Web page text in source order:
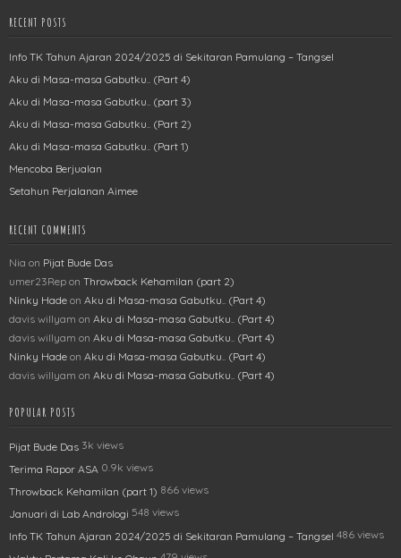
RECENT POSTS
Info TK Tahun Ajaran 2024/2025 di Sekitaran Pamulang – Tangsel
Aku di Masa-masa Gabutku.. (Part 4)
Aku di Masa-masa Gabutku.. (part 3)
Aku di Masa-masa Gabutku.. (Part 2)
Aku di Masa-masa Gabutku.. (Part 1)
Mencoba Berjualan
Setahun Perjalanan Aimee
RECENT COMMENTS
Nia on Pijat Bude Das
umer23Rep on Throwback Kehamilan (part 2)
Ninky Hade on Aku di Masa-masa Gabutku.. (Part 4)
davis willyam on Aku di Masa-masa Gabutku.. (Part 4)
davis willyam on Aku di Masa-masa Gabutku.. (Part 4)
Ninky Hade on Aku di Masa-masa Gabutku.. (Part 4)
davis willyam on Aku di Masa-masa Gabutku.. (Part 4)
POPULAR POSTS
Pijat Bude Das 3k views
Terima Rapor ASA 0.9k views
Throwback Kehamilan (part 1) 866 views
Januari di Lab Andrologi 548 views
Info TK Tahun Ajaran 2024/2025 di Sekitaran Pamulang – Tangsel 486 views